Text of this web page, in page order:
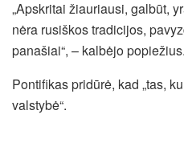
„Apskritai žiauriausi, galbūt,
nėra rusiškos tradicijos,
panašiai“, – kalbėjo popiežius.
Pontifikas pridūrė, kad „tas,
valstybė“.